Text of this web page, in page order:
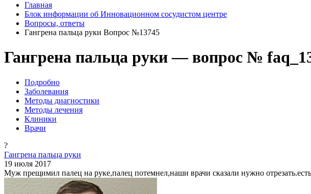
Главная
Блок информации об Инновационном сосудистом центре
Вопросы, ответы
Гангрена пальца руки Вопрос №13745
Гангрена пальца руки — вопрос №
Подробно
Заболевания
Методы диагностики
Методы лечения
Клиники
Врачи
?
Гангрена пальца руки
19 июля 2017
Муж прещимил палец на руке,палец потемнел,наши врачи сказали нужно